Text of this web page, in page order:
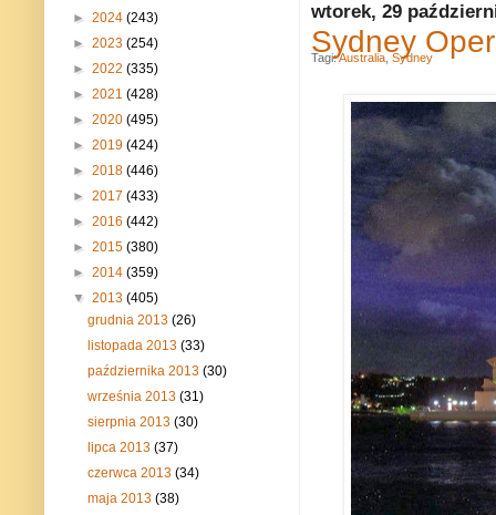
wtorek, 29
Sydney
Tagi:Australia Sydney
► 2024 (243)
► 2023 (254)
► 2022 (335)
► 2021 (428)
► 2020 (495)
► 2019 (424)
► 2018 (446)
► 2017 (433)
► 2016 (442)
► 2015 (380)
► 2014 (359)
▼ 2013 (405)
grudnia 2013(26)
listopada 2013(33)
października 2013(30)
września 2013(31)
sierpnia 2013(30)
lipca 2013(37)
czerwca 2013(34)
maja 2013(38)